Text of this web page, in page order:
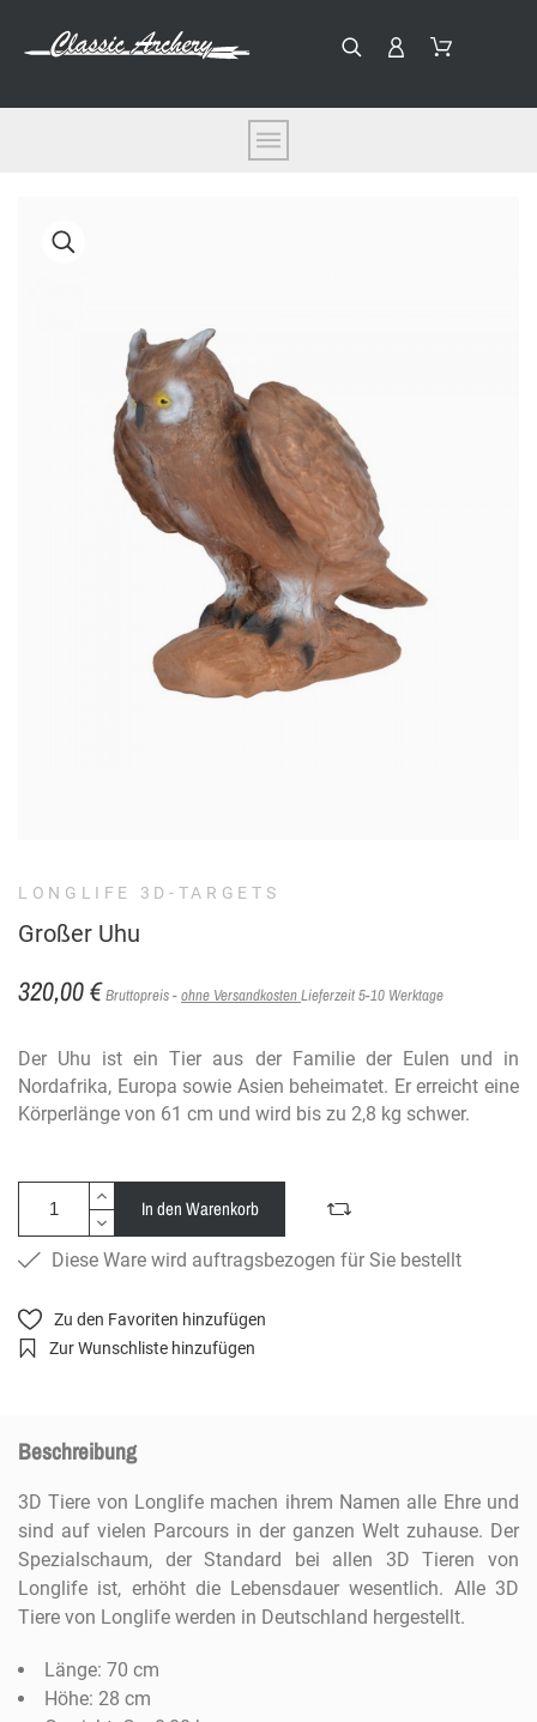
LONGLIFE 3D-TARGETS
Großer Uhu
320,00 €Bruttopreis ohne VersandkostenLieferzeit 5-10 Werktage
Der Uhu ist ein Tier aus der Familie der Eulen und in
Nordafrika, Europa sowie Asien beheimatet. Er erreicht eine
Körperlänge von 61 cm und wird bis zu 2,8 kg schwer.
In den Warenkorb
Diese Ware wird auftragsbezogen für Sie bestellt
Zu den Favoriten hinzufügen
Zur Wunschliste hinzufügen
Beschreibung
3D Tiere von Longlife machen ihrem Namen alle Ehre und
sind auf vielen Parcours in der ganzen Welt zuhause. Der
Spezialschaum, der Standard bei allen 3D Tieren von
Longlife ist, erhöht die Lebensdauer wesentlich. Alle 3D
Tiere von Longlife werden in Deutschland hergestellt.
Länge: 70 cm
Höhe: 28 cm